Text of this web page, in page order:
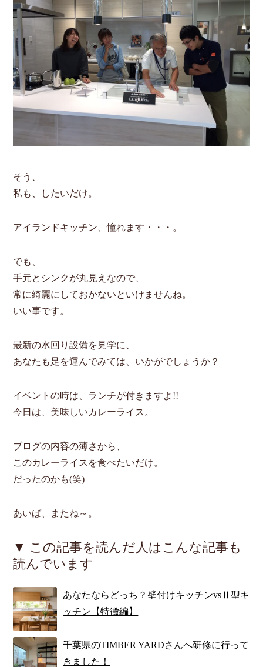
そう、
私も、したいだけ。
アイランドキッチン、憧れます・・・。
でも、
手元とシンクが丸見えなので、
常に綺麗にしておかないといけませんね。
いい事です。
最新の水回り設備を見学に、
あなたも足を運んでみては、いかがでしょうか？
イベントの時は、ランチが付きますよ!!
今日は、美味しいカレーライス。
ブログの内容の薄さから、
このカレーライスを食べたいだけ。
だったのかも(笑)
あいば、またね～。
▼ この記事を読んだ人はこんな記事も
読んでいます
あなたならどっち？壁付けキッチンvsⅡ型キ
ッチン【特徴編】
千葉県のTIMBER YARDさんへ研修に行って
きました！